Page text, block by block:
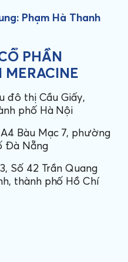
Phạm Hà Thanh
PHẦN
đô thị Cầu Giấy,
phố Hà Nội
Bàu Mạc 7, phường
Đà Nẵng
Số 42 Trần Quang
thành phố Hồ Chí